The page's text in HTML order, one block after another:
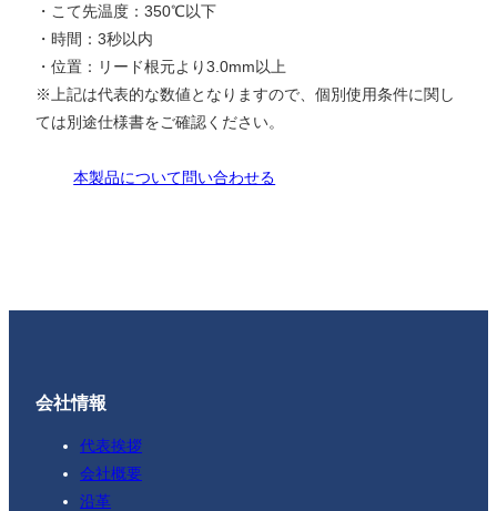
・こて先温度：350℃以下
・時間：3秒以内
・位置：リード根元より3.0mm以上
※上記は代表的な数値となりますので、個別使用条件に関し
ては別途仕様書をご確認ください。
本製品について問い合わせる
会社情報
代表挨拶
会社概要
沿革